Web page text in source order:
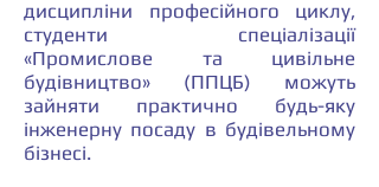
дисципліни професійного циклу,
студенти спеціалізації
«Промислове та цивільне
будівництво» (ППЦБ) можуть
зайняти практично будь-яку
інженерну посаду в будівельному
бізнесі.